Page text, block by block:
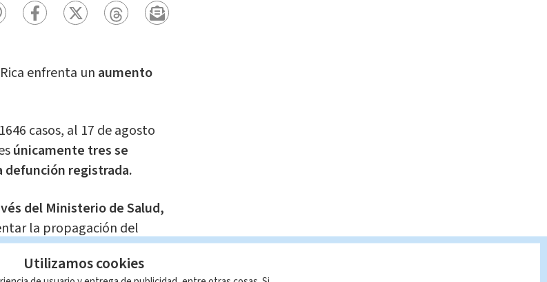
enfrenta un aumento
casos, al 17 de agosto
únicamente tres se
defunción registrada.
del Ministerio de Salud,
la propagación del
al país vecino
solicitó la colaboración
Utilizamos cookies